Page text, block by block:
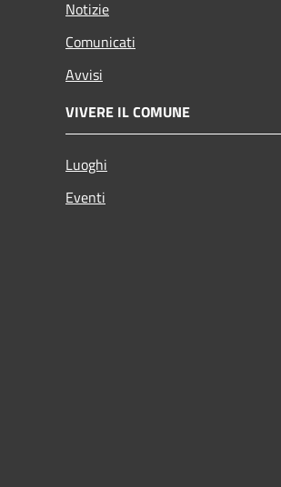
Notizie
Comunicati
Avvisi
VIVERE IL COMUNE
Luoghi
Eventi